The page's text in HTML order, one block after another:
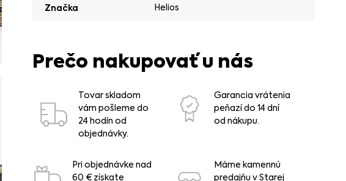
Značka Helios
Prečo nakupovať u nás
Tovar skladom
vám pošleme do
24 hodín od
objednávky.
Garancia vrátenia
peňazí do 14 dní
od nákupu.
Pri objednávke nad
60 € získate
Máme kamennú
predajňu v Starej